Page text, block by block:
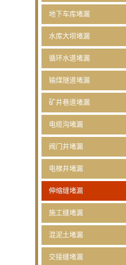
地下车库堵漏
水库大坝堵漏
循环水道堵漏
输煤隧道堵漏
矿井巷道堵漏
电缆沟堵漏
阀门井堵漏
电梯井堵漏
伸缩缝堵漏
施工缝堵漏
混泥土堵漏
交接缝堵漏